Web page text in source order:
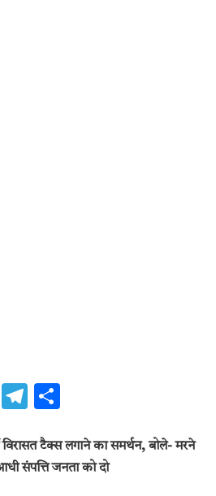
Messenger
Telegram
विरासत टैक्स लगाने का समर्थन, बोले- मरने
संपत्ति जनता को दो